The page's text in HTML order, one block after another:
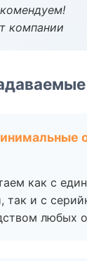
компании
как с
так и с
любых